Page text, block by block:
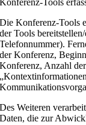
Konferenz-Tools
Die Konferenz-Tools
der Tools
Telefonnummer).
der Konferenz,
Konferenz, Anzahl
Des Weiteren
Daten, die zur